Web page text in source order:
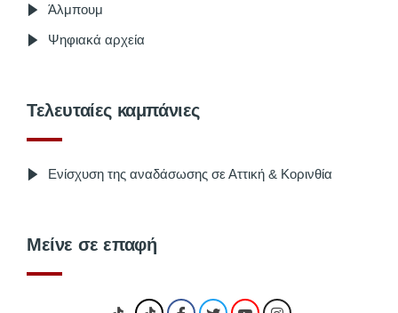
Άλμπουμ
Ψηφιακά αρχεία
Τελευταίες καμπάνιες
Ενίσχυση της αναδάσωσης σε Αττική & Κορινθία
Μείνε σε επαφή